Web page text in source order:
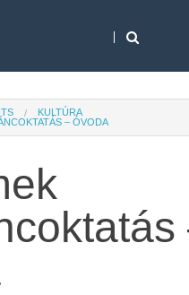
KULTÚRA
– ÓVODA